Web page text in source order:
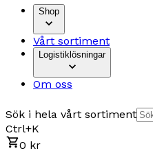
Shop
Vårt sortiment
Logistiklösningar
Om oss
Sök i hela vårt sortiment
Ctrl+K
0 kr